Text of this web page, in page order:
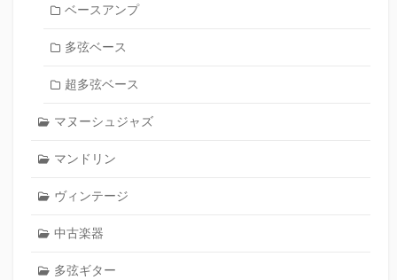
ベースアンプ
多弦ベース
超多弦ベース
マヌーシュジャズ
マンドリン
ヴィンテージ
中古楽器
多弦ギター